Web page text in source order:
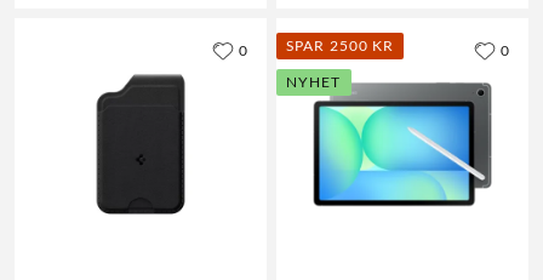
0
SPAR 2500 KR
NYHET
0